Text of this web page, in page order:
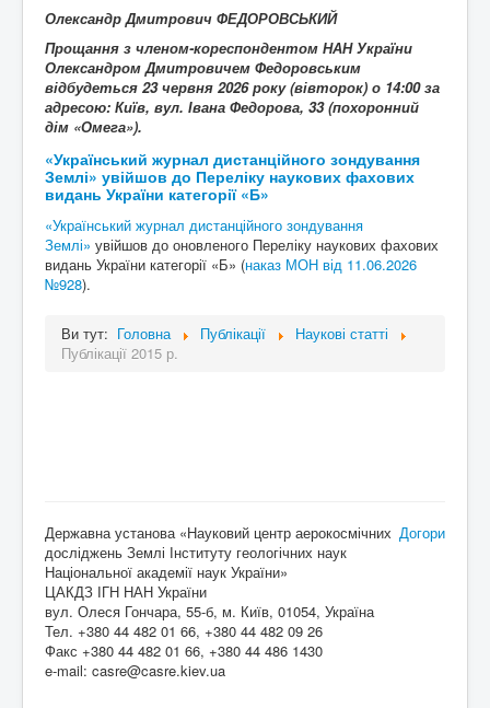
Олександр Дмитрович ФЕДОРОВСЬКИЙ
Прощання з членом-кореспондентом НАН України
Олександром Дмитровичем Федоровським
відбудеться 23 червня 2026 року (вівторок) о 14:00 за
адресою: Київ, вул. Івана Федорова, 33 (похоронний
дім «Омега»).
«Український журнал дистанційного зондування
Землі» увійшов до Переліку наукових фахових
видань України категорії «Б»
«Український журнал дистанційного зондування
Землі» увійшов до оновленого Переліку наукових фахових
видань України категорії «Б» (наказ МОН від 11.06.2026
№928).
Ви тут: Головна Публікації
Наукові статті
Публікації 2015 р.
Догори
Державна установа «Науковий центр аерокосмічних
досліджень Землі Інституту геологічних наук
Національної академії наук України»
ЦАКДЗ ІГН НАН України
вул. Олеся Гончара, 55-б, м. Київ, 01054, Україна
Тел. +380 44 482 01 66, +380 44 482 09 26
Факс +380 44 482 01 66, +380 44 486 1430
e-mail: casre@casre.kiev.ua